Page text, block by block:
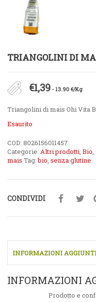
TRIANGOLINI DI
€1,39 - 13.90 €/Kg
Triangolini di mais Ohi Vita
Esaurito
COD: 8026156011457
Categorie: Altri prodotti, Bio,
mais Tag:bio, senza glutine
CONDIVIDI
INFORMAZIONI
INFORMAZIONI
Prodotto e